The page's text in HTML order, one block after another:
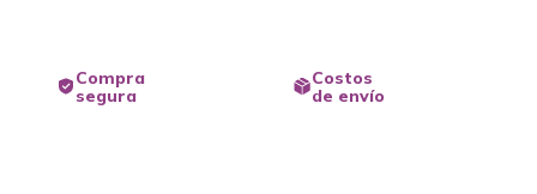
Compra
segura
Costos
de envío